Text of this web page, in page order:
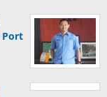
Port